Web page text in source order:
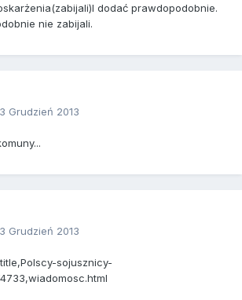
dodać prawdopodobnie.
nie zabijali.
Grudzień 2013
Grudzień 2013
sojusznicy-